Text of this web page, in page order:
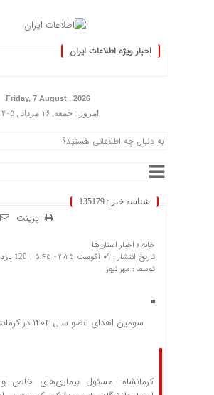
اخبار ویژه اطلاعات ایران
Friday, 7 August , 2026
امروز : جمعه, ۱۶ مرداد , ۱۴۰۵
شناسه خبر : 135179
پرینت
خانه » اخبار استان‌ها
تاریخ انتشار : 09 آگوست 2025 - 5:45 |
120 بازدید
توسط : مهر نیوز
سومین اهدای عضو سال ۱۴۰۴ در کرمانشاه
کرمانشاه- مسئول بیماری‌های خاص و